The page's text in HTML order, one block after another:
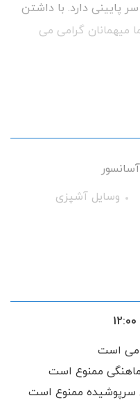
پایینی دارد. با داشتن
میهمانان گرامی می
آسانسور
وسایل آشپزی
سرایدار یا نگهبان
12:00
است
ممنوع است
سرپوشیده ممنوع است